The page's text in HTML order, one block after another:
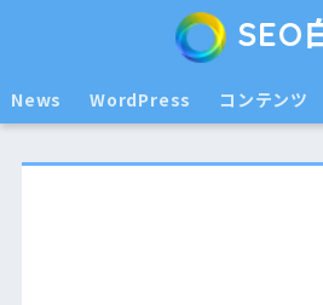
SEO
News WordPress コンテンツ